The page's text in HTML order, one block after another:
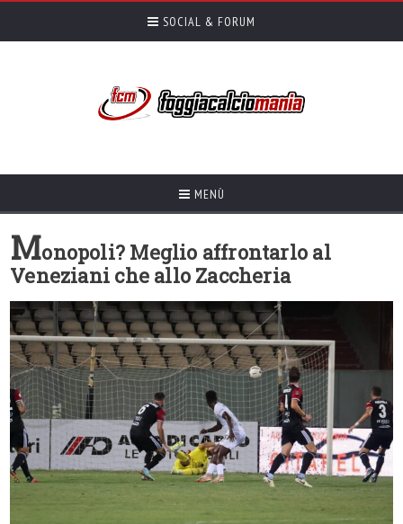
SOCIAL & FORUM
MENÙ
Monopoli? Meglio affrontarlo al
Veneziani che allo Zaccheria